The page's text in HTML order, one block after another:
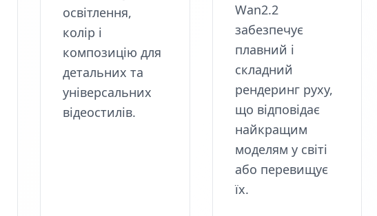
освітлення,
колір і
композицію для
детальних та
універсальних
відеостилів.
Wan2.2
забезпечує
плавний і
складний
рендеринг руху,
що відповідає
найкращим
моделям у світі
або перевищує
їх.